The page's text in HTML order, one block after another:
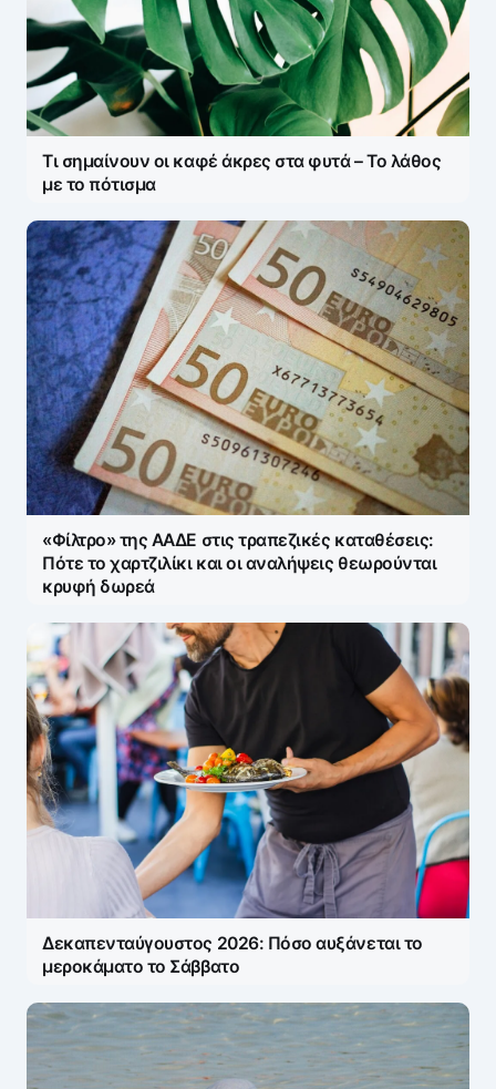
Τι σημαίνουν οι καφέ άκρες στα φυτά – Το λάθος
με το πότισμα
«Φίλτρο» της ΑΑΔΕ στις τραπεζικές καταθέσεις:
Πότε το χαρτζιλίκι και οι αναλήψεις θεωρούνται
κρυφή δωρεά
Δεκαπενταύγουστος 2026: Πόσο αυξάνεται το
μεροκάματο το Σάββατο